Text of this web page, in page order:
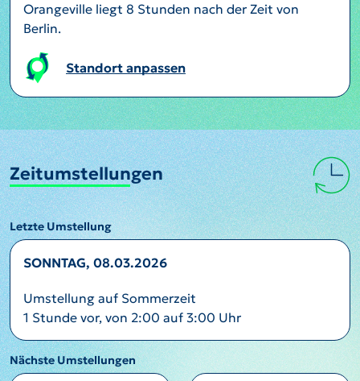
Orangeville liegt 8 Stunden nach der Zeit von
Berlin.
Standort anpassen
Zeitumstellungen
Letzte Umstellung
SONNTAG, 08.03.2026
Umstellung auf Sommerzeit
1 Stunde vor, von 2:00 auf 3:00 Uhr
Nächste Umstellungen